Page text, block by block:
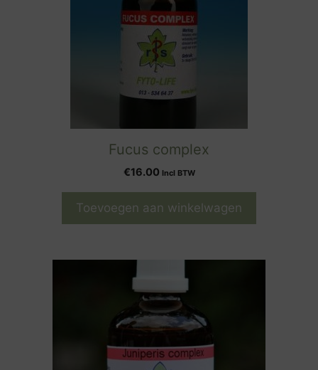
Fucus complex
€16.00 Incl BTW
Toevoegen aan winkelwagen